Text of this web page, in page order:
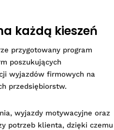
każdą kieszeń
przygotowany program
poszukujących
wyjazdów firmowych na
przedsiębiorstw.
wyjazdy motywacyjne oraz
potrzeb klienta, dzięki czemu